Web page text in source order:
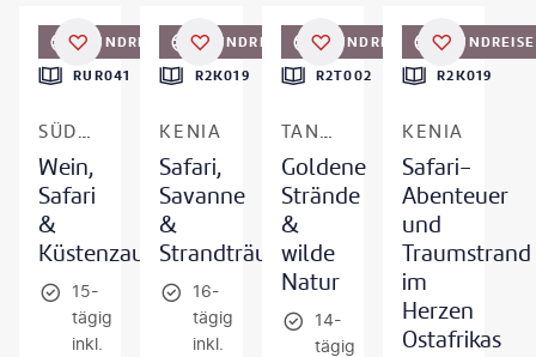
DEAL RUNDREISE
RUR041
SÜDAFRIKA
Wein,
Safari
&
Küstenzauber
15-
tägig
inkl.
DEAL RUNDREISE
R2K019
KENIA
Safari,
Savanne
&
Strandträume
16-
tägig
inkl.
DEAL RUNDREISE
R2T002
TANSANIA & SANSIBAR
Goldene
Strände
&
wilde
Natur
14-
tägig
RUNDREISE
R2K019
KENIA
Safari-
Abenteuer
und
Traumstrand
im
Herzen
Ostafrikas